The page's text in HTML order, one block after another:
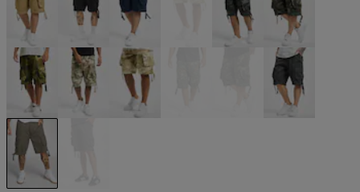
beige schwarzblau camouflagecamouflage
camouflage